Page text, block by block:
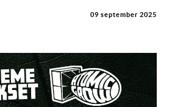
09 september 2025